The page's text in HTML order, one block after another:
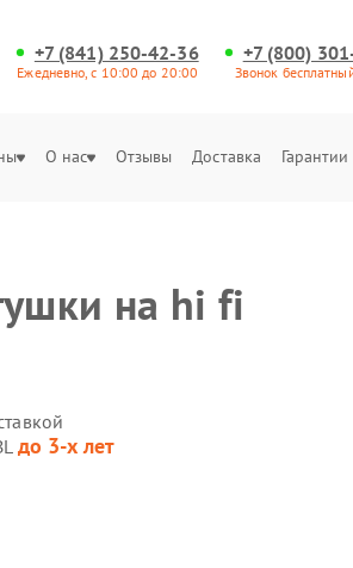
+7 (841) 250-42-36
Ежедневно, с 10:00 до 20:00
+7 (800)
Звонок
О нас Отзывы Доставка Гарантии
на hi fi
до 3-х лет